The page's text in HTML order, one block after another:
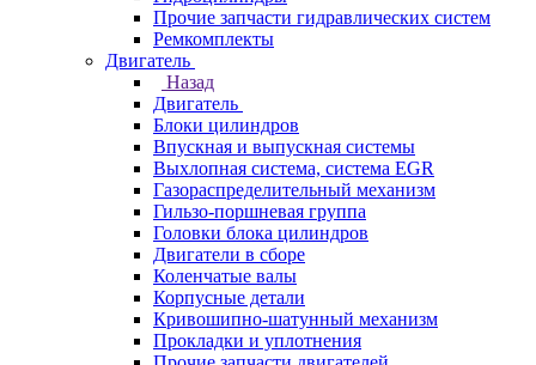
Прочие запчасти гидравлических систем
Ремкомплекты
Двигатель
Назад
Двигатель
Блоки цилиндров
Впускная и выпускная системы
Выхлопная система, система EGR
Газораспределительный механизм
Гильзо-поршневая группа
Головки блока цилиндров
Двигатели в сборе
Коленчатые валы
Корпусные детали
Кривошипно-шатунный механизм
Прокладки и уплотнения